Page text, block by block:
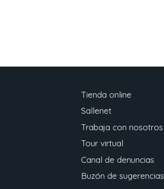
Tienda online
Sallenet
Trabaja con nosotros
Tour virtual
Canal de denuncias
Buzón de sugerencias